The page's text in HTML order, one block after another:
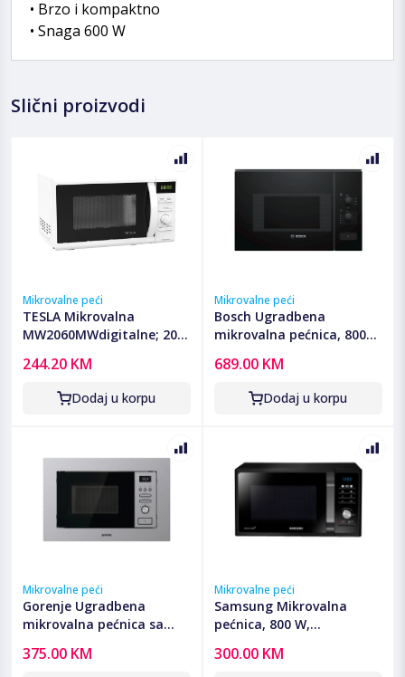
• Brzo i kompaktno
• Snaga 600 W
Slični proizvodi
Mikrovalne peći
TESLA Mikrovalna
MW2060MWdigitalne; 20
W; tajmer 95 min
244.20 KM
Dodaj u korpu
Mikrovalne peći
Bosch Ugradbena
mikrovalna pećnica, 800
BFL520MB0
689.00 KM
Dodaj u korpu
Mikrovalne peći
Gorenje Ugradbena
mikrovalna pećnica sa
BM201AG1X
375.00 KM
Mikrovalne peći
Samsung Mikrovalna
pećnica, 800 W,
MG23F301TAK/OL
300.00 KM